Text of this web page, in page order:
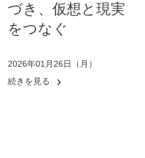
づき、仮想と現実
をつなぐ
2026年01月26日（月）
続きを見る